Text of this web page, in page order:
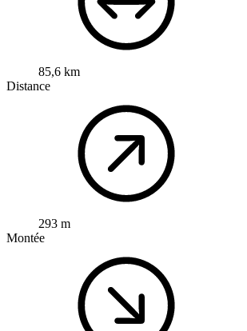
85,6 km
Distance
293 m
Montée